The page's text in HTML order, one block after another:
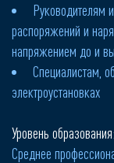
Руководителям
распоряжений и
напряжением до и
Специалистам,
электроустановках
Уровень образования:
Среднее